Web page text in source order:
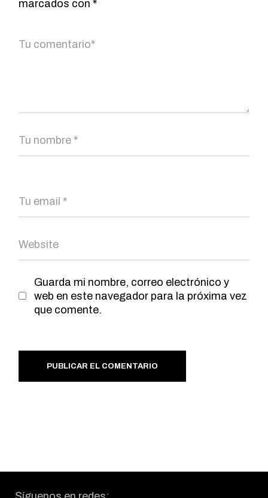
marcados con *
Guarda mi nombre, correo electrónico y
web en este navegador para la próxima vez
que comente.
PUBLICAR EL COMENTARIO